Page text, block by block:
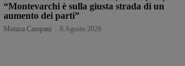
“Montevarchi è sulla giusta strada di un
aumento dei parti”
Monica Campani 8 Agosto 2026